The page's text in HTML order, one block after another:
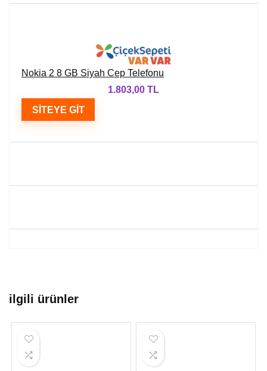
Nokia 2 8 GB Siyah Cep Telefonu
1.803,00 TL
SITEYE GIT
ilgili ürünler